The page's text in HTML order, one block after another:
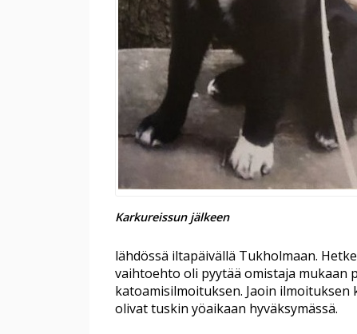
Karkureissun jälkeen
lähdössä iltapäivällä Tukholmaan.
vaihtoehto oli pyytää omistaja mukaan
katoamisilmoituksen. Jaoin
olivat tuskin yöaikaan hyväksymässä.